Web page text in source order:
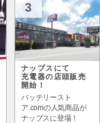
3
ナップスにて
充電器の店頭販売
開始！
バッテリースト
ア.comの人気商品が
ナップスに登場！